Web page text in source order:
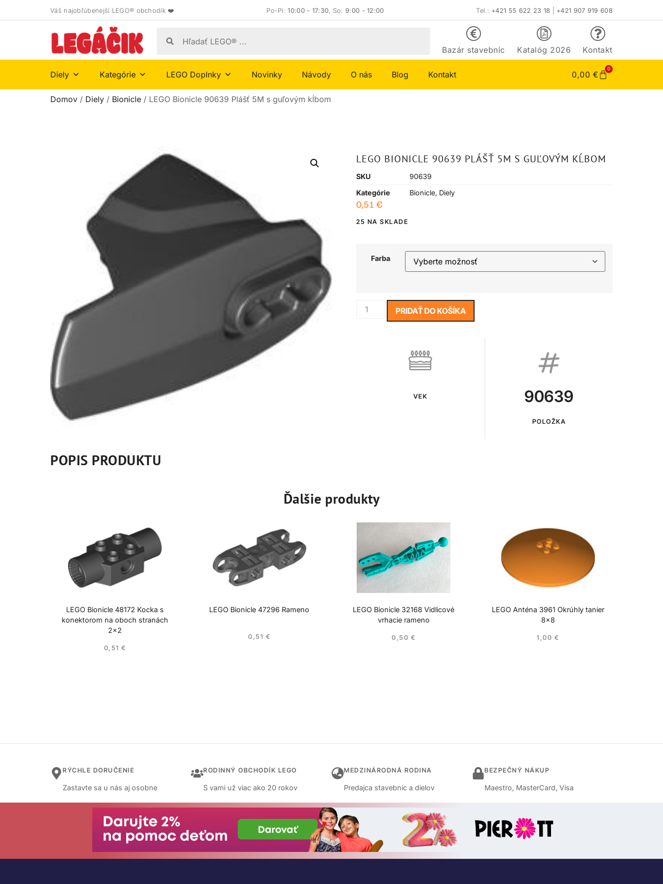
Váš najobľúbenejší LEGO® obchodík ❤️ Po-Pi:10:00 - 17:30, So:9:00 - 12:00 Tel.: +421 55 622 23 18 +421 907 919 608
Bazár stavebníc Katalóg 2026 Kontakt
Diely Kategórie LEGO Doplnky Novinky Návody O nás Blog Kontakt 0,00 €
0
Domov / Diely / Bionicle / LEGO Bionicle 90639 Plášť 5M s guľovým kĺbom
LEGO BIONICLE 90639 PLÁŠŤ 5M S GUĽOVÝM KĹBOM
SKU
90639
Kategórie
Bionicle, Diely
0,51 €
25 NA SKLADE
Farba
PRIDAŤ DO KOŠÍKA
VEK 90639
POLOŽKA
POPIS PRODUKTU
Ďalšie produkty
LEGO Bionicle 48172 Kocka s
konektorom na oboch stranách
2×2
0,51€
LEGO Bionicle 47296 Rameno
0,51 €
LEGO Bionicle 32168 Vidlicové
vrhacie rameno
0,50 €
LEGO Anténa 3961 Okrúhly tanier
8×8
1,00 €
RÝCHLE DORUČENIE
Zastavte sa u nás aj osobne
RODINNÝ OBCHODÍK LEGO
S vami už viac ako 20 rokov
MEDZINÁRODNÁ RODINA
Predajca stavebníc a dielov
BEZPEČNÝ NÁKUP
Maestro, MasterCard, Visa